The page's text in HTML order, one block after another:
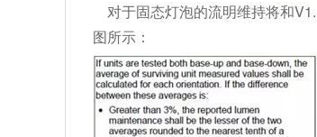
对于固态灯泡的流明维持将和
图所示：